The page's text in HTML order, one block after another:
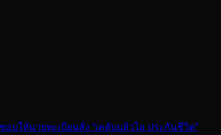
อบให้นายทะเบียนสั่ง “เคดับบลิวไอ ประกันชีวิต”